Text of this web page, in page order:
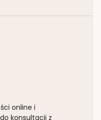
online i
konsultacji z